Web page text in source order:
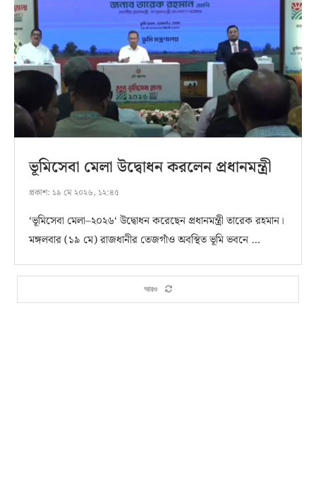
ভূমিসেবা মেলা উদ্বোধন করলেন প্রধানমন্ত্রী
প্রকাশ: ১৯ মে ২০২৬, ১২:৪৫
‘ভূমিসেবা মেলা–২০২৬‘ উদ্বোধন করেছেন প্রধানমন্ত্রী তারেক রহমান।
মঙ্গলবার (১৯ মে) রাজধানীর তেজগাঁও অবস্থিত ভূমি ভবনে …
আরও